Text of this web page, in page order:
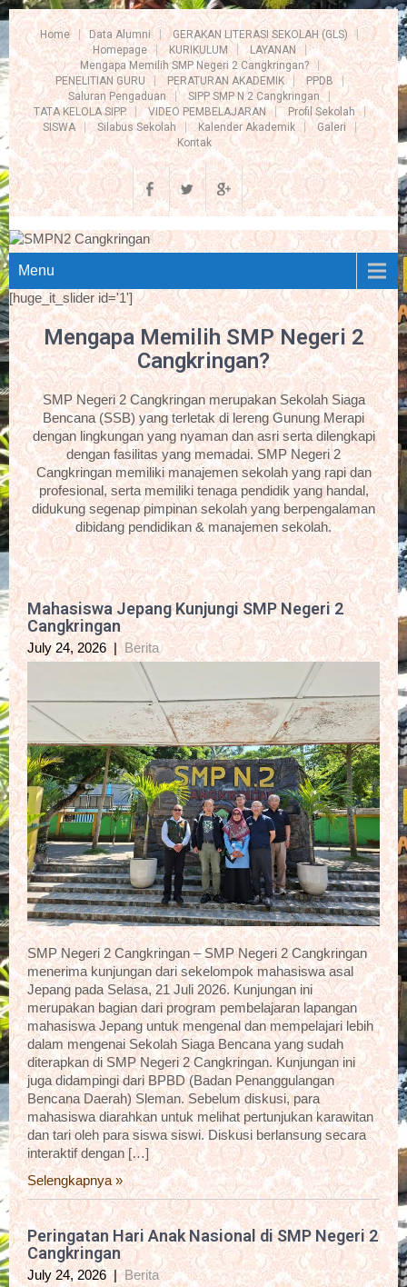
Home Data Alumni
GERAKAN LITERASI SEKOLAH (GLS)
Homepage
KURIKULUM
LAYANAN
Mengapa Memilih SMP Negeri 2 Cangkringan?
PENELITIAN GURU
PERATURAN AKADEMIK
PPDB
Saluran Pengaduan
SIPP SMP N 2 Cangkringan
TATA KELOLA SIPP
VIDEO PEMBELAJARAN
Profil Sekolah
SISWA
Silabus Sekolah Kalender Akademik
Galeri
Kontak
Menu
[huge_it_slider id='1']
Mengapa Memilih SMP Negeri 2
Cangkringan?
SMP Negeri 2 Cangkringan merupakan Sekolah Siaga
Bencana (SSB) yang terletak di lereng Gunung Merapi
dengan lingkungan yang nyaman dan asri serta dilengkapi
dengan fasilitas yang memadai. SMP Negeri 2
Cangkringan memiliki manajemen sekolah yang rapi dan
profesional, serta memiliki tenaga pendidik yang handal,
didukung segenap pimpinan sekolah yang berpengalaman
dibidang pendidikan & manajemen sekolah.
Mahasiswa Jepang Kunjungi SMP Negeri 2
Cangkringan
July 24, 2026 |Berita
SMP Negeri 2 Cangkringan – SMP Negeri 2 Cangkringan
menerima kunjungan dari sekelompok mahasiswa asal
Jepang pada Selasa, 21 Juli 2026. Kunjungan ini
merupakan bagian dari program pembelajaran lapangan
mahasiswa Jepang untuk mengenal dan mempelajari lebih
dalam mengenai Sekolah Siaga Bencana yang sudah
diterapkan di SMP Negeri 2 Cangkringan. Kunjungan ini
juga didampingi dari BPBD (Badan Penanggulangan
Bencana Daerah) Sleman. Sebelum diskusi, para
mahasiswa diarahkan untuk melihat pertunjukan karawitan
dan tari oleh para siswa siswi. Diskusi berlansung secara
interaktif dengan […]
Selengkapnya »
Peringatan Hari Anak Nasional di SMP Negeri 2
Cangkringan
July 24, 2026 |Berita